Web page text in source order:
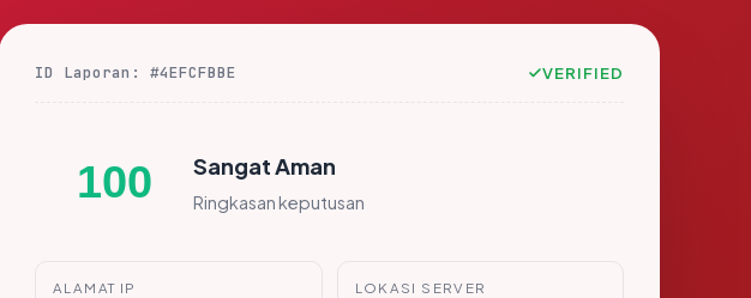
ID Laporan: #4EFCFBBE VERIFIED
100 Sangat Aman
Ringkasan keputusan
ALAMAT IP LOKASI SERVER